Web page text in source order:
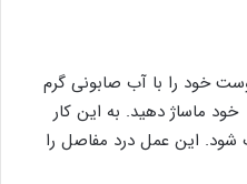
خود را با آب صابونی گرم
ماساژ دهید. به این کار
این عمل درد مفاصل را